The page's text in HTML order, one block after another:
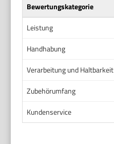
Bewertungskategorie
Leistung
Handhabung
Verarbeitung und Haltbarkeit
Zubehörumfang
Kundenservice